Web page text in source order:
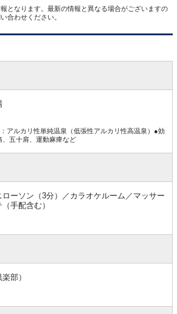
となります。最新の情報と異なる場合がございますの
合わせください。
アルカリ性単純温泉（低張性アルカリ性高温泉）●効
五十肩、運動麻痺など
ーソン（3分）／カラオケルーム／マッサー
手配含む）
部）